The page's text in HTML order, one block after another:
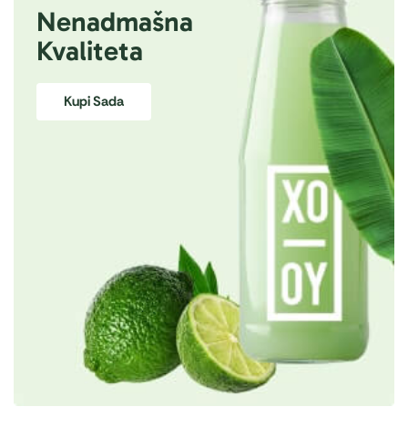
Nenadmašna
Kvaliteta
Kupi Sada